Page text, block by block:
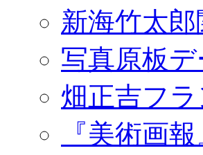
新海竹太
写真原板
畑正吉フ
『美術画